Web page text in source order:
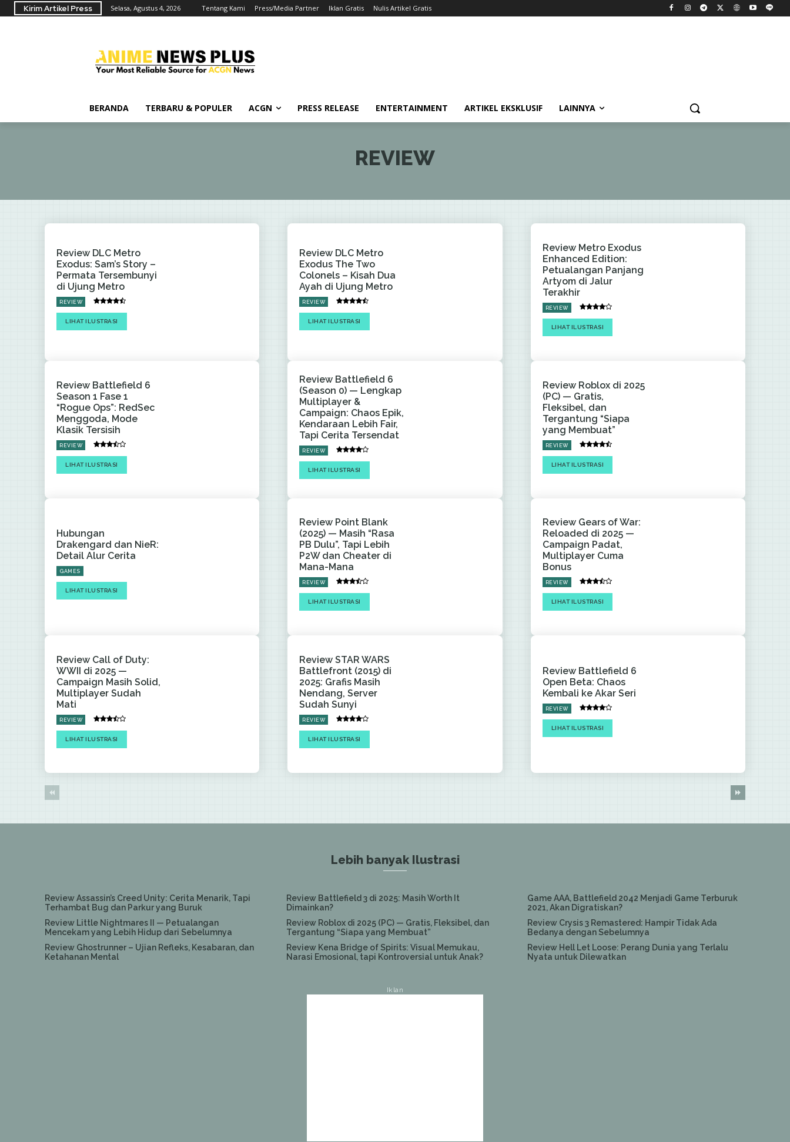
Kirim Artikel Press Selasa, Agustus 4, 2026 Tentang Kami Press/Media Partner Iklan Gratis Nulis Artikel Gratis
BERANDA TERBARU & POPULER ACGN PRESS RELEASE ENTERTAINMENT ARTIKEL EKSKLUSIF LAINNYA
REVIEW
Review DLC Metro
Exodus: Sam’s Story –
Permata Tersembunyi
di Ujung Metro
REVIEW
LIHAT ILUSTRASI
Review DLC Metro
Exodus The Two
Colonels – Kisah Dua
Ayah di Ujung Metro
REVIEW
LIHAT ILUSTRASI
Review Metro Exodus
Enhanced Edition:
Petualangan Panjang
Artyom di Jalur
Terakhir
REVIEW
LIHAT ILUSTRASI
Review Battlefield 6
Season 1 Fase 1
“Rogue Ops”: RedSec
Menggoda, Mode
Klasik Tersisih
REVIEW
LIHAT ILUSTRASI
Review Battlefield 6
(Season 0) — Lengkap
Multiplayer &
Campaign: Chaos Epik,
Kendaraan Lebih Fair,
Tapi Cerita Tersendat
REVIEW
LIHAT ILUSTRASI
Review Roblox di 2025
(PC) — Gratis,
Fleksibel, dan
Tergantung “Siapa
yang Membuat”
REVIEW
LIHAT ILUSTRASI
Hubungan
Drakengard dan NieR:
Detail Alur Cerita
GAMES
LIHAT ILUSTRASI
Review Point Blank
(2025) — Masih “Rasa
PB Dulu”, Tapi Lebih
P2W dan Cheater di
Mana-Mana
REVIEW
LIHAT ILUSTRASI
Review Gears of War:
Reloaded di 2025 —
Campaign Padat,
Multiplayer Cuma
Bonus
REVIEW
LIHAT ILUSTRASI
Review Call of Duty:
WWII di 2025 —
Campaign Masih Solid,
Multiplayer Sudah
Mati
REVIEW
LIHAT ILUSTRASI
Review STAR WARS
Battlefront (2015) di
2025: Grafis Masih
Nendang, Server
Sudah Sunyi
REVIEW
LIHAT ILUSTRASI
Review Battlefield 6
Open Beta: Chaos
Kembali ke Akar Seri
REVIEW
LIHAT ILUSTRASI
Lebih banyak Ilustrasi
Review Assassin’s Creed Unity: Cerita Menarik, Tapi
Terhambat Bug dan Parkur yang Buruk
Review Battlefield 3 di 2025: Masih Worth It
Dimainkan?
Game AAA, Battlefield 2042 Menjadi Game Terburuk
2021, Akan Digratiskan?
Review Little Nightmares II — Petualangan
Mencekam yang Lebih Hidup dari Sebelumnya
Review Roblox di 2025 (PC) — Gratis, Fleksibel, dan
Tergantung “Siapa yang Membuat”
Review Crysis 3 Remastered: Hampir Tidak Ada
Bedanya dengan Sebelumnya
Review Ghostrunner – Ujian Refleks, Kesabaran, dan
Ketahanan Mental
Review Kena Bridge of Spirits: Visual Memukau,
Narasi Emosional, tapi Kontroversial untuk Anak?
Review Hell Let Loose: Perang Dunia yang Terlalu
Nyata untuk Dilewatkan
Iklan